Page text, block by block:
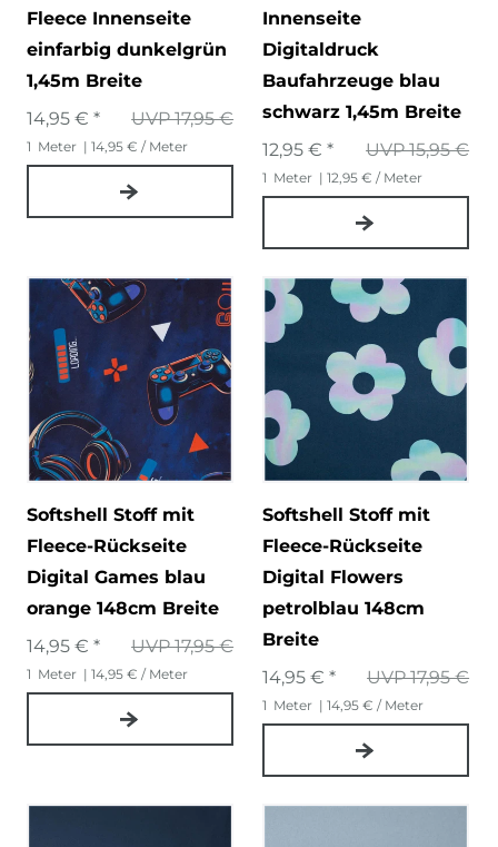
Fleece Innenseite
einfarbig dunkelgrün
1,45m Breite
UVP 17,95 €
14,95 € *
1 Meter | 14,95 € / Meter
Innenseite
Digitaldruck
Baufahrzeuge blau
schwarz 1,45m Breite
UVP 15,95 €
12,95 € *
1 Meter | 12,95 € / Meter
Softshell Stoff mit
Fleece-Rückseite
Digital Games blau
orange 148cm Breite
UVP 17,95 €
14,95 € *
1 Meter | 14,95 € / Meter
Softshell Stoff mit
Fleece-Rückseite
Digital Flowers
petrolblau 148cm
Breite
UVP 17,95 €
14,95 € *
1 Meter | 14,95 € / Meter